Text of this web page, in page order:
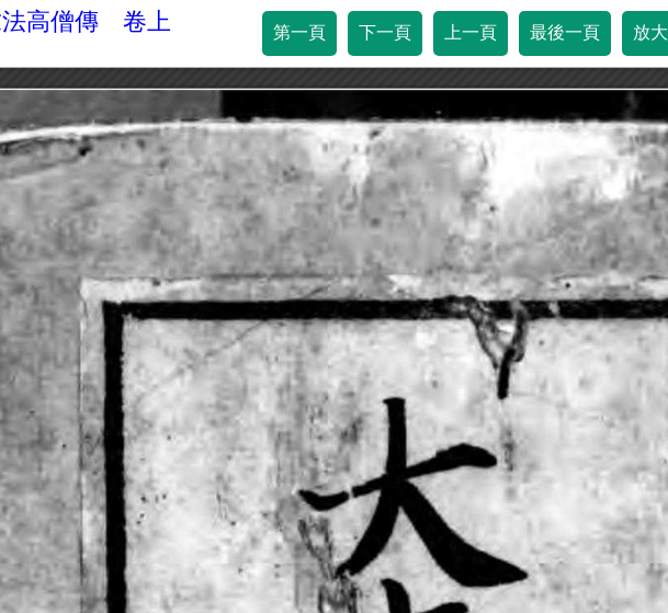
法高僧傳 卷上 第一頁 下一頁 上一頁 最後一頁 放大